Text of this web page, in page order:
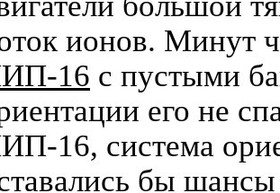
ионов. Минут
16 с пустыми
его не
16, система
бы